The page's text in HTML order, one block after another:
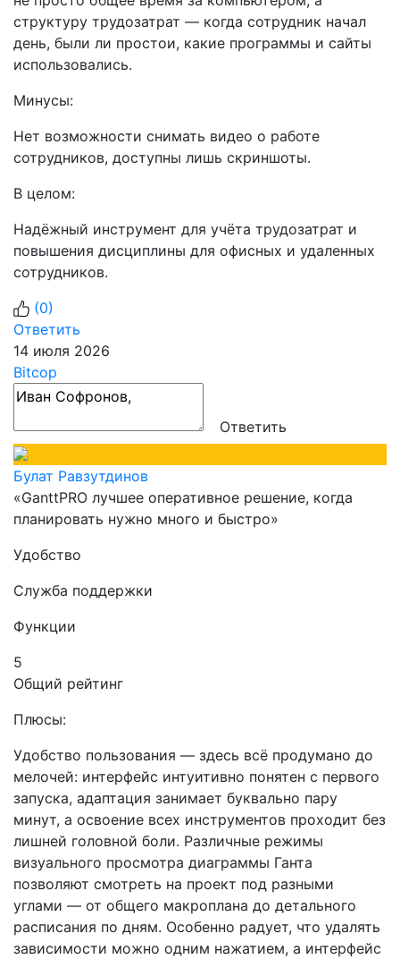
структуру трудозатрат — когда сотрудник начал
день, были ли простои, какие программы и сайты
использовались.
Минусы:
Нет возможности снимать видео о работе
сотрудников, доступны лишь скриншоты.
В целом:
Надёжный инструмент для учёта трудозатрат и
повышения дисциплины для офисных и удаленных
сотрудников.
(0)
Ответить
14 июля 2026
Bitcop
Ответить
Булат Равзутдинов
«GanttPRO лучшее оперативное решение, когда
планировать нужно много и быстро»
Удобство
Служба поддержки
Функции
5
Общий рейтинг
Плюсы:
Удобство пользования — здесь всё продумано до
мелочей: интерфейс интуитивно понятен с первого
запуска, адаптация занимает буквально пару
минут, а освоение всех инструментов проходит без
лишней головной боли. Различные режимы
визуального просмотра диаграммы Ганта
позволяют смотреть на проект под разными
углами — от общего макроплана до детального
расписания по дням. Особенно радует, что удалять
зависимости можно одним нажатием, а интерфейс